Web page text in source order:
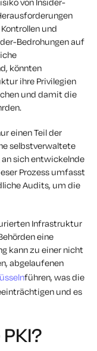
und
Bedrohungen auf
könnten
ihre Privilegien
und damit die
einen Teil der
selbstverwaltete
an sich entwickelnde
Prozess umfasst
Audits, um die
Infrastruktur
eine
kann zu einer nicht
abgelaufenen
führen, was die
und es